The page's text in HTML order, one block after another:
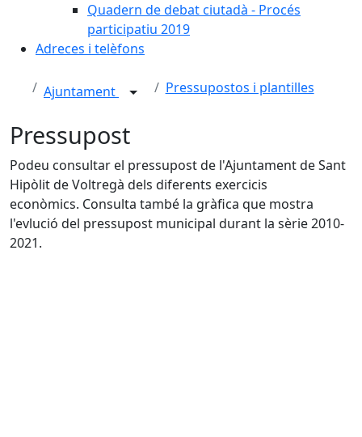
Quadern de debat ciutadà - Procés
participatiu 2019
Adreces i telèfons
Ajuntament Pressupostos i plantilles
Pressupost
Podeu consultar el pressupost de l'Ajuntament de Sant
Hipòlit de Voltregà dels diferents exercicis
econòmics. Consulta també la gràfica que mostra
l'evlució del pressupost municipal durant la sèrie 2010-
2021.